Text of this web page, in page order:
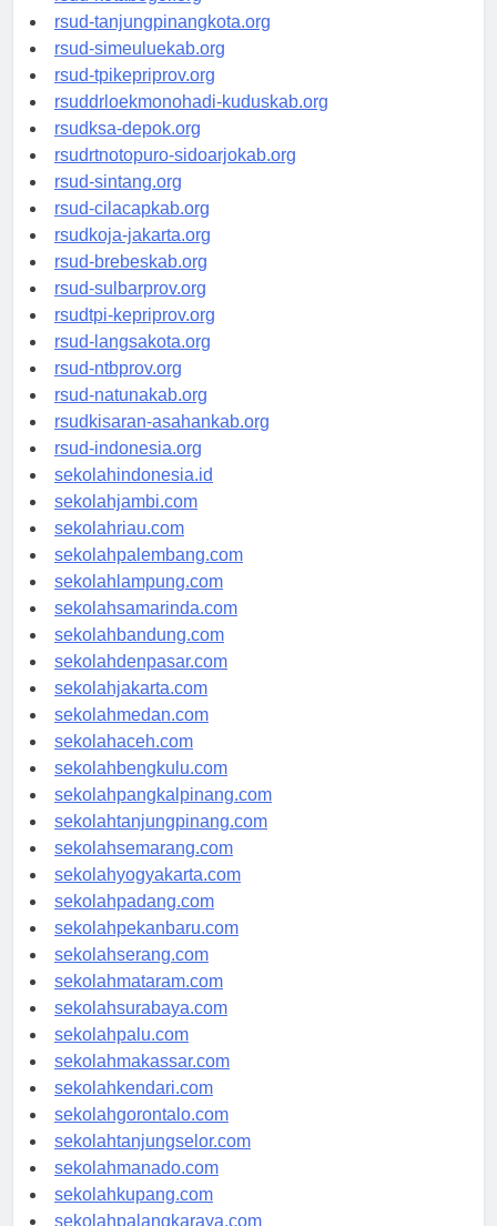
rsud-kotabogor.org
rsud-tanjungpinangkota.org
rsud-simeuluekab.org
rsud-tpikepriprov.org
rsuddrloekmonohadi-kuduskab.org
rsudksa-depok.org
rsudrtnotopuro-sidoarjokab.org
rsud-sintang.org
rsud-cilacapkab.org
rsudkoja-jakarta.org
rsud-brebeskab.org
rsud-sulbarprov.org
rsudtpi-kepriprov.org
rsud-langsakota.org
rsud-ntbprov.org
rsud-natunakab.org
rsudkisaran-asahankab.org
rsud-indonesia.org
sekolahindonesia.id
sekolahjambi.com
sekolahriau.com
sekolahpalembang.com
sekolahlampung.com
sekolahsamarinda.com
sekolahbandung.com
sekolahdenpasar.com
sekolahjakarta.com
sekolahmedan.com
sekolahaceh.com
sekolahbengkulu.com
sekolahpangkalpinang.com
sekolahtanjungpinang.com
sekolahsemarang.com
sekolahyogyakarta.com
sekolahpadang.com
sekolahpekanbaru.com
sekolahserang.com
sekolahmataram.com
sekolahsurabaya.com
sekolahpalu.com
sekolahmakassar.com
sekolahkendari.com
sekolahgorontalo.com
sekolahtanjungselor.com
sekolahmanado.com
sekolahkupang.com